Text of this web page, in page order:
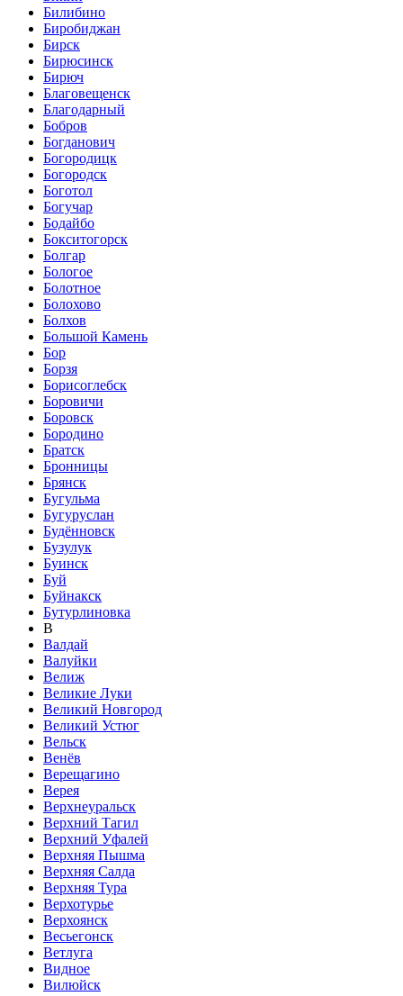
Билибино
Биробиджан
Бирск
Бирюсинск
Бирюч
Благовещенск
Благодарный
Бобров
Богданович
Богородицк
Богородск
Боготол
Богучар
Бодайбо
Бокситогорск
Болгар
Бологое
Болотное
Болохово
Болхов
Большой Камень
Бор
Борзя
Борисоглебск
Боровичи
Боровск
Бородино
Братск
Бронницы
Брянск
Бугульма
Бугуруслан
Будённовск
Бузулук
Буинск
Буй
Буйнакск
Бутурлиновка
В
Валдай
Валуйки
Велиж
Великие Луки
Великий Новгород
Великий Устюг
Вельск
Венёв
Верещагино
Верея
Верхнеуральск
Верхний Тагил
Верхний Уфалей
Верхняя Пышма
Верхняя Салда
Верхняя Тура
Верхотурье
Верхоянск
Весьегонск
Ветлуга
Видное
Вилюйск